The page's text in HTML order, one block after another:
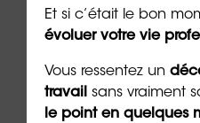
CPF : pourquoi
reste à charge ?
Et si c’était le bon
évoluer votre vie
Vous ressentez un
travail sans vraiment
le point en quelques